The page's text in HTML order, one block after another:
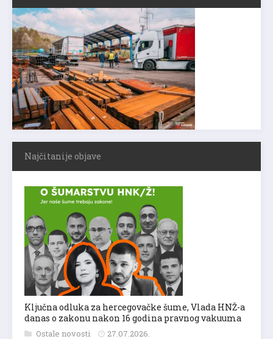
Najčitanije objave
Ključna odluka za hercegovačke šume, Vlada HNŽ-a
danas o zakonu nakon 16 godina pravnog vakuuma
Ostale novosti 27.07.2026.